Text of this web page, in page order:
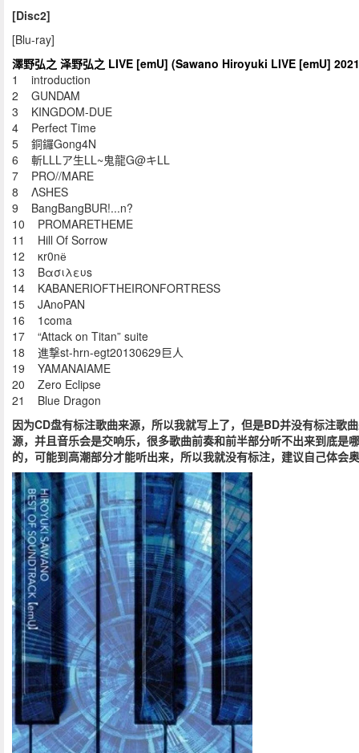
[Disc2]
[Blu-ray]
澤野弘之 泽野弘之 LIVE [emU] (Sawano Hiroyuki LIVE [emU]
1 introduction
2 GUNDAM
3 KINGDOM-DUE
4 Perfect Time
5 銅鑼Gong4N
6 斬LLLア生LL~鬼龍G@キLL
7 PRO//MARE
8 ΛSHES
9 BangBangBUR!...n?
10 PROMARETHEME
11 Hill Of Sorrow
12 κr0nё
13 Βασιλευs
14 KABANERIOFTHEIRONFORTRESS
15 JAnoPAN
16 1coma
17 “Attack on Titan” suite
18 進撃st-hrn-egt20130629巨人
19 YAMANAIAME
20 Zero Eclipse
21 Blue Dragon
因为CD盘有标注歌曲来源，所以我就写上了，但是BD并没有标注歌
源，并且音乐会是交响乐，很多歌曲前奏和前半部分听不出来到底是
的，可能到高潮部分才能听出来，所以我就没有标注，建议自己体会